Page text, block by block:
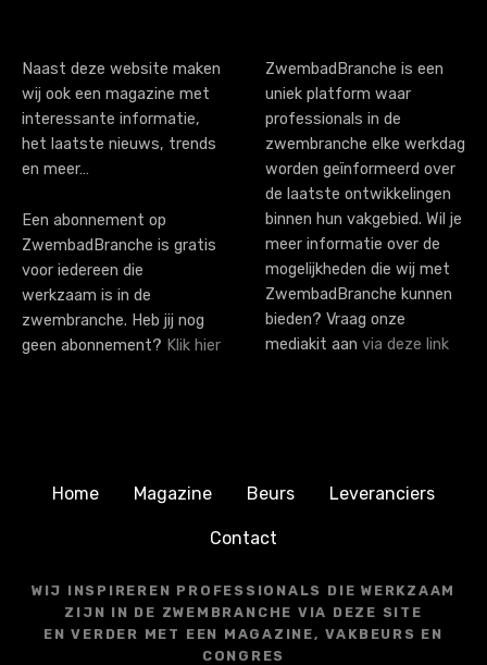
i
o
n
Naast deze website maken
wij ook een magazine met
interessante informatie,
het laatste nieuws, trends
en meer…
Een abonnement op
ZwembadBranche is gratis
voor iedereen die
werkzaam is in de
zwembranche. Heb jij nog
geen abonnement? Klik hier
ZwembadBranche is een
uniek platform waar
professionals in de
zwembranche elke werkdag
worden geïnformeerd over
de laatste ontwikkelingen
binnen hun vakgebied. Wil je
meer informatie over de
mogelijkheden die wij met
ZwembadBranche kunnen
bieden? Vraag onze
mediakit aan via deze link
Home Magazine Beurs Leveranciers
Contact
WIJ INSPIREREN PROFESSIONALS DIE WERKZAAM
ZIJN IN DE ZWEMBRANCHE VIA DEZE SITE
EN VERDER MET EEN MAGAZINE, VAKBEURS EN
CONGRES